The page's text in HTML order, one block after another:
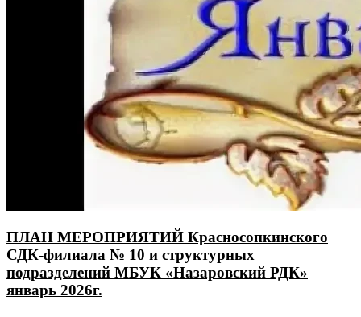
ПЛАН МЕРОПРИЯТИЙ Красносопкинского
СДК-филиала № 10 и структурных
подразделений МБУК «Назаровский РДК»
январь 2026г.